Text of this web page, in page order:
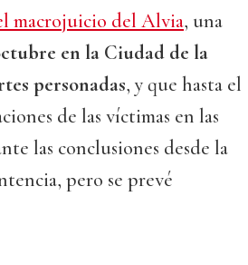
macrojuicio del Alvia, una
en la Ciudad de la
personadas, y que hasta el
de las víctimas en las
las conclusiones desde la
pero se prevé